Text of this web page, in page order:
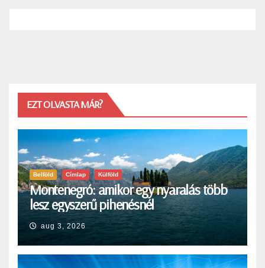
EZT OLVASTA MÁR?
Belföld Címlap Külföld
Montenegró: amikor egy nyaralás több
lesz egyszerű pihenésnél
aug 3, 2026